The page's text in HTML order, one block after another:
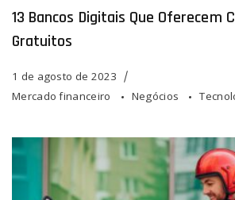
13 Bancos Digitais Que Oferecem
Gratuitos
1 de agosto de 2023
Mercado financeiro
Negócios